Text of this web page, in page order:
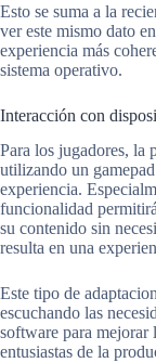
Esto se suma a la
ver este mismo dato
experiencia más
sistema operativo.
Interacción con
Para los jugadores, la
utilizando un
experiencia.
funcionalidad
su contenido sin
resulta en una
Este tipo de
escuchando las
software para mejorar
entusiastas de la